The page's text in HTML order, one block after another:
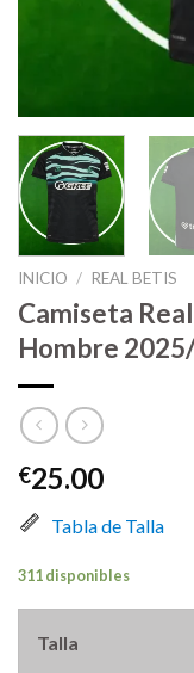
INICIO / REAL BETIS
Camiseta
Hombre
€25.00
Tabla de Talla
311 disponibles
Talla